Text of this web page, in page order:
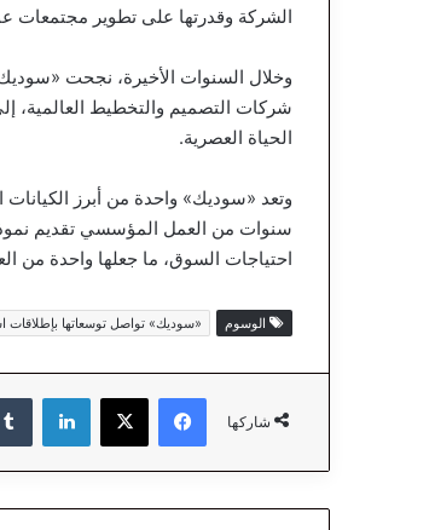
الشركة وقدرتها على تطوير مجتمعات
وخلال السنوات الأخيرة، نجحت
شركات التصميم والتخطيط العالمية،
الحياة العصرية.
وتعد «سوديك» واحدة من أبرز
سنوات من العمل المؤسسي تقديم نموذج
احتياجات السوق، ما جعلها واحدة من
الوسوم «سوديك» تواصل توسعاتها بإطلاقات
شاركها
فيسبوك لينكدإن